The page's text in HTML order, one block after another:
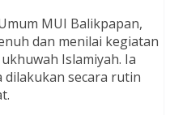
MUI Balikpapan,
dan menilai kegiatan
Islamiyah. Ia
secara rutin